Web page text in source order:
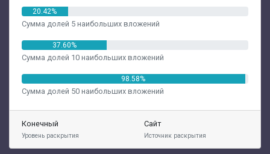
20.42%
Сумма долей 5 наибольших вложений
37.60%
Сумма долей 10 наибольших вложений
98.58%
Сумма долей 50 наибольших вложений
Конечный
Уровень раскрытия
Сайт
Источник раскрытия